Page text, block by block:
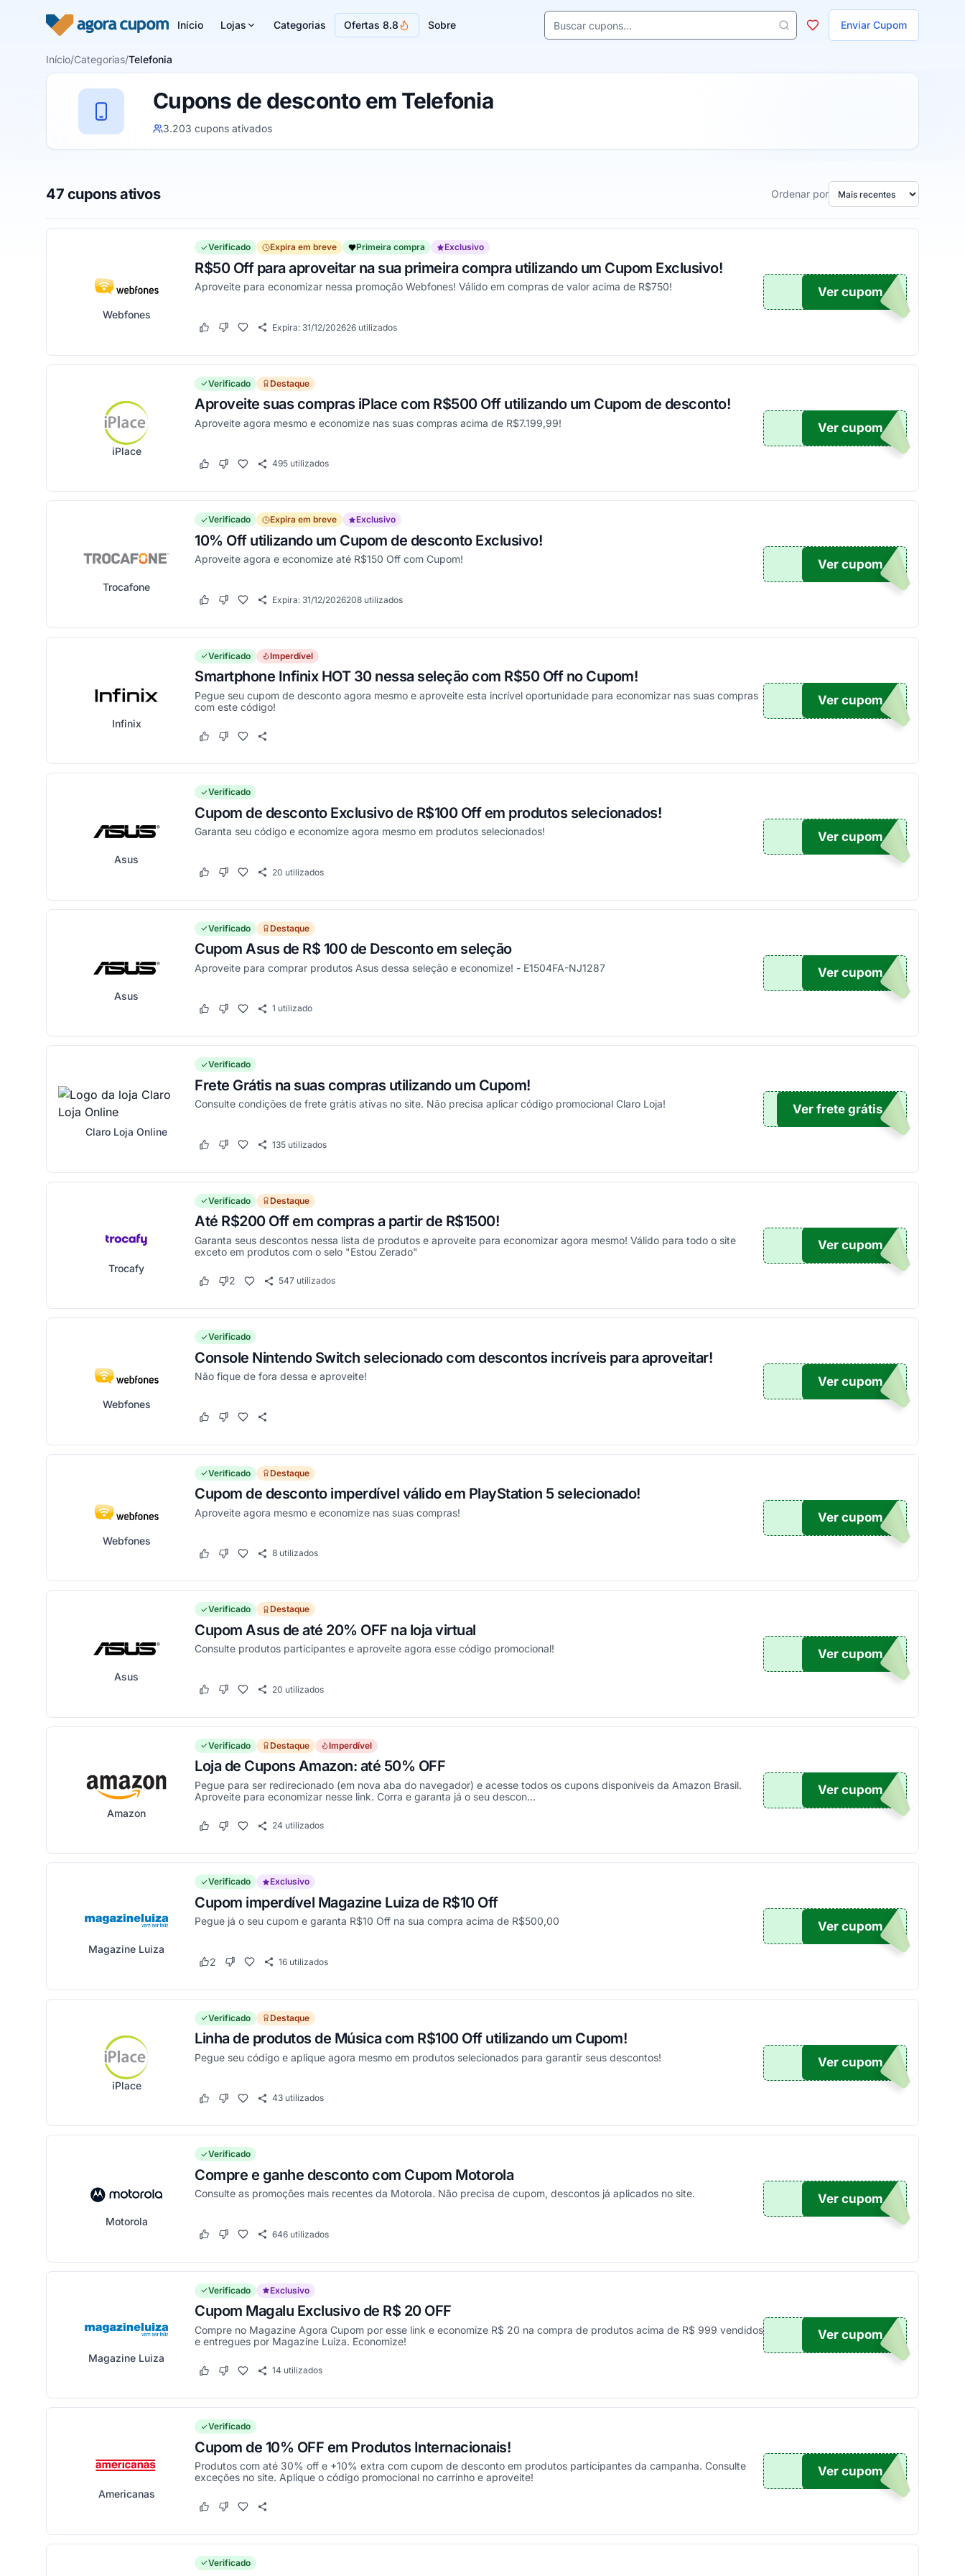
Início Lojas Categorias Ofertas 8.8 Sobre Enviar Cupom
Buscar cupons e lojas
Início/Categorias/Telefonia
Cupons de desconto em Telefonia
3.203 cupons ativados
47 cupons ativos Ordenar por
Webfones
Verificado Expira em breve Primeira compra Exclusivo
R$50 Off para aproveitar na sua primeira compra utilizando um Cupom Exclusivo!
Aproveite para economizar nessa promoção Webfones! Válido em compras de valor acima de R$750!
Este cupom funcionou
Este cupom não funcionou
Expira: 31/12/202626 utilizados
UPOM
Ver cupom
iPlace
Verificado Destaque
Aproveite suas compras iPlace com R$500 Off utilizando um Cupom de desconto!
Aproveite agora mesmo e economize nas suas compras acima de R$7.199,99!
Este cupom funcionou
Este cupom não funcionou
495 utilizados
500
Ver cupom
Trocafone
Verificado Expira em breve Exclusivo
10% Off utilizando um Cupom de desconto Exclusivo!
Aproveite agora e economize até R$150 Off com Cupom!
Este cupom funcionou
Este cupom não funcionou
Expira: 31/12/2026208 utilizados
OM10
Ver cupom
Infinix
Verificado Imperdível
Smartphone Infinix HOT 30 nessa seleção com R$50 Off no Cupom!
Pegue seu cupom de desconto agora mesmo e aproveite esta incrível oportunidade para economizar nas suas compras
com este código!
Este cupom funcionou
Este cupom não funcionou
X50
Ver cupom
Asus
Verificado
Cupom de desconto Exclusivo de R$100 Off em produtos selecionados!
Garanta seu código e economize agora mesmo em produtos selecionados!
Este cupom funcionou
Este cupom não funcionou
20 utilizados
100
Ver cupom
Asus
Verificado Destaque
Cupom Asus de R$ 100 de Desconto em seleção
Aproveite para comprar produtos Asus dessa seleção e economize! - E1504FA-NJ1287
Este cupom funcionou
Este cupom não funcionou
1 utilizado
100
Ver cupom
Claro Loja Online
Verificado
Frete Grátis na suas compras utilizando um Cupom!
Consulte condições de frete grátis ativas no site. Não precisa aplicar código promocional Claro Loja!
Este cupom funcionou
Este cupom não funcionou
135 utilizados
TICO
Ver frete grátis
Trocafy
Verificado Destaque
Até R$200 Off em compras a partir de R$1500!
Garanta seus descontos nessa lista de produtos e aproveite para economizar agora mesmo! Válido para todo o site
exceto em produtos com o selo "Estou Zerado"
Este cupom funcionou
Este cupom não funcionou
2 547 utilizados
ONTO
Ver cupom
Webfones
Verificado
Console Nintendo Switch selecionado com descontos incríveis para aproveitar!
Não fique de fora dessa e aproveite!
Este cupom funcionou
Este cupom não funcionou
O100
Ver cupom
Webfones
Verificado Destaque
Cupom de desconto imperdível válido em PlayStation 5 selecionado!
Aproveite agora mesmo e economize nas suas compras!
Este cupom funcionou
Este cupom não funcionou
8 utilizados
O100
Ver cupom
Asus
Verificado Destaque
Cupom Asus de até 20% OFF na loja virtual
Consulte produtos participantes e aproveite agora esse código promocional!
Este cupom funcionou
Este cupom não funcionou
20 utilizados
20
Ver cupom
Amazon
Verificado Destaque Imperdível
Loja de Cupons Amazon: até 50% OFF
Pegue para ser redirecionado (em nova aba do navegador) e acesse todos os cupons disponíveis da Amazon Brasil.
Aproveite para economizar nesse link. Corra e garanta já o seu descon...
Este cupom funcionou
Este cupom não funcionou
24 utilizados
TICO
Ver cupom
Magazine Luiza
Verificado Exclusivo
Cupom imperdível Magazine Luiza de R$10 Off
Pegue já o seu cupom e garanta R$10 Off na sua compra acima de R$500,00
Este cupom funcionou
2 Este cupom não funcionou
16 utilizados
UPOM
Ver cupom
iPlace
Verificado Destaque
Linha de produtos de Música com R$100 Off utilizando um Cupom!
Pegue seu código e aplique agora mesmo em produtos selecionados para garantir seus descontos!
Este cupom funcionou
Este cupom não funcionou
43 utilizados
100
Ver cupom
Motorola
Verificado
Compre e ganhe desconto com Cupom Motorola
Consulte as promoções mais recentes da Motorola. Não precisa de cupom, descontos já aplicados no site.
Este cupom funcionou
Este cupom não funcionou
646 utilizados
TICO
Ver cupom
Magazine Luiza
Verificado Exclusivo
Cupom Magalu Exclusivo de R$ 20 OFF
Compre no Magazine Agora Cupom por esse link e economize R$ 20 na compra de produtos acima de R$ 999 vendidos
e entregues por Magazine Luiza. Economize!
Este cupom funcionou
Este cupom não funcionou
14 utilizados
UPOM
Ver cupom
Americanas
Verificado
Cupom de 10% OFF em Produtos Internacionais!
Produtos com até 30% off e +10% extra com cupom de desconto em produtos participantes da campanha. Consulte
exceções no site. Aplique o código promocional no carrinho e aproveite!
Este cupom funcionou
Este cupom não funcionou
10
Ver cupom
Verificado